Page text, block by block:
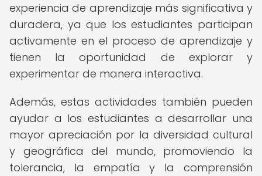
experiencia de aprendizaje más significativa y
duradera, ya que los estudiantes participan
activamente en el proceso de aprendizaje y
tienen la oportunidad de explorar y
experimentar de manera interactiva.
Además, estas actividades también pueden
ayudar a los estudiantes a desarrollar una
mayor apreciación por la diversidad cultural
y geográfica del mundo, promoviendo la
tolerancia, la empatía y la comprensión